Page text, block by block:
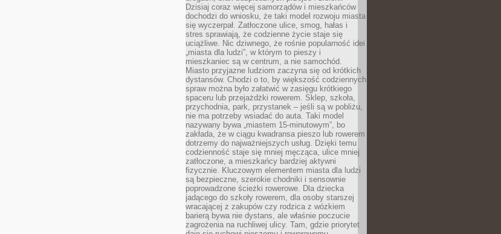
Dzisiaj coraz więcej samorządów i mieszkańców
dochodzi do wniosku, że taki model rozwoju miasta
się wyczerpał. Zatłoczone ulice, smog, hałas i
stres sprawiają, że codzienne życie staje się
uciążliwe. Nic dziwnego, że rośnie popularność idei
„miasta dla ludzi”, w którym to pieszy i
mieszkaniec są w centrum, a nie samochód.
Miasto przyjazne ludziom zaczyna się od krótkich
dystansów. Chodzi o to, by większość codziennych
spraw można było załatwić w zasięgu krótkiego
spaceru lub przejażdżki rowerem. Sklep, szkoła,
przychodnia, park, przystanek – jeśli są w pobliżu,
nie ma potrzeby wsiadać do auta. Taki model
nazywany bywa „miastem 15-minutowym”, bo
zakłada, że w ciągu kwadransa pieszo lub rowerem
dotrzemy do najważniejszych usług. Dzięki temu
codzienność staje się mniej męcząca, ulice mniej
zatłoczone, a mieszkańcy bardziej aktywni
fizycznie. Kluczowym elementem miasta dla ludzi
są bezpieczne, szerokie chodniki i sensownie
poprowadzone ścieżki rowerowe. Dla dziecka
jadącego do szkoły rowerem, dla osoby starszej
wracającej z zakupów czy rodzica z wózkiem
barierą bywa nie dystans, ale właśnie poczucie
zagrożenia na ruchliwej ulicy. Tam, gdzie priorytet